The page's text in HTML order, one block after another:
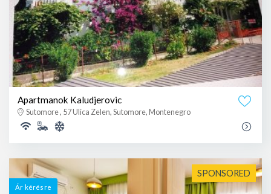
Apartmanok Kaludjerovic
Sutomore , 57 Ulica Zelen, Sutomore, Montenegro
SPONSORED
Ár kérésre